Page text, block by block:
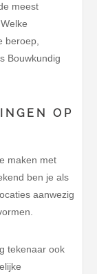
meest
beroep,
Bouwkundig
OP
maken met
ben je als
aanwezig
tekenaar ook